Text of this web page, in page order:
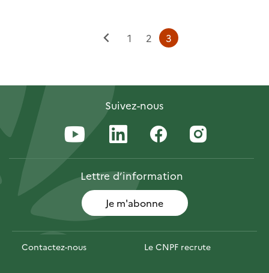
Page
Page
1 Page
2
Page
courante
3
Suivez-nous
Lettred’information
Je m'abonne
Contactez-nous Le CNPF recrute